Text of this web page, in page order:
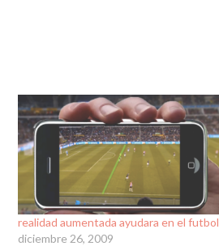
realidad aumentada ayudara en el futbol
diciembre 26, 2009